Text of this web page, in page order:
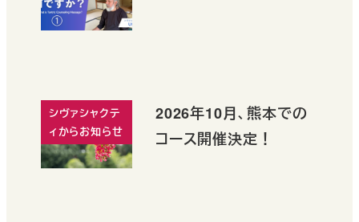
シヴァシャクテ
ィからお知らせ
2026年10月、熊本での
コース開催決定！